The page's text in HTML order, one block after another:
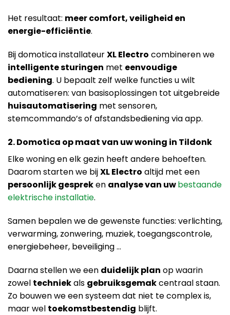
Het resultaat: meer comfort, veiligheid en
energie-efficiëntie.
Bij domotica installateurXL Electro combineren we
intelligente sturingen met eenvoudige
bediening. U bepaalt zelf welke functies u wilt
automatiseren: van basisoplossingen tot uitgebreide
huisautomatisering met sensoren,
stemcommando’s of afstandsbediening via app.
2. Domotica op maat van uw woning in Tildonk
Elke woning en elk gezin heeft andere behoeften.
Daarom starten we bijXL Electro altijd met een
persoonlijk gespreken analyse van uwbestaande
elektrische installatie.
Samen bepalen we de gewenste functies: verlichting,
verwarming, zonwering, muziek, toegangscontrole,
energiebeheer, beveiliging …
Daarna stellen we een duidelijk plan op waarin
zowel techniekals gebruiksgemakcentraal staan.
Zo bouwen we een systeem dat niet te complex is,
maar wel toekomstbestendig blijft.